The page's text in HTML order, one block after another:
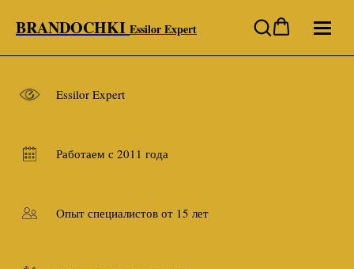
BRANDOCHKI Essilor Expert
Essilor Expert
Работаем с 2011 года
Опыт специалистов от 15 лет